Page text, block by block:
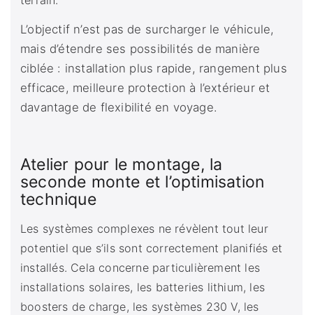
L’objectif n’est pas de surcharger le véhicule,
mais d’étendre ses possibilités de manière
ciblée : installation plus rapide, rangement plus
efficace, meilleure protection à l’extérieur et
davantage de flexibilité en voyage.
Atelier pour le montage, la
seconde monte et l’optimisation
technique
Les systèmes complexes ne révèlent tout leur
potentiel que s’ils sont correctement planifiés et
installés. Cela concerne particulièrement les
installations solaires, les batteries lithium, les
boosters de charge, les systèmes 230 V, les